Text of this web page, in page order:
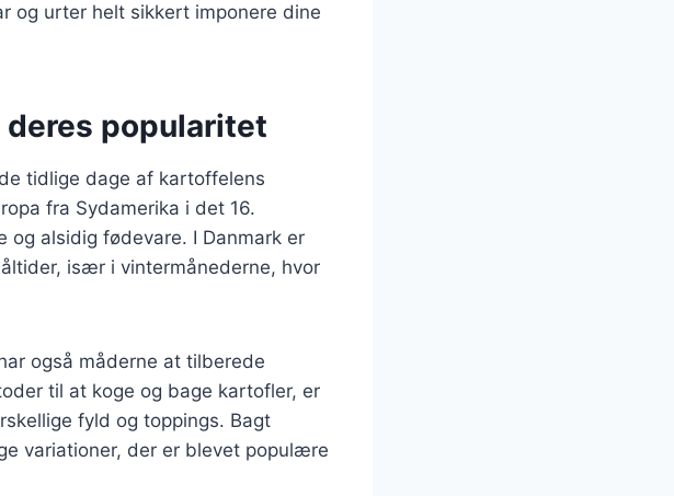
og urter helt sikkert imponere dine
popularitet
tidlige dage af kartoffelens
fra Sydamerika i det 16.
alsidig fødevare. I Danmark er
især i vintermånederne, hvor
også måderne at tilberede
til at koge og bage kartofler, er
fyld og toppings. Bagt
variationer, der er blevet populære